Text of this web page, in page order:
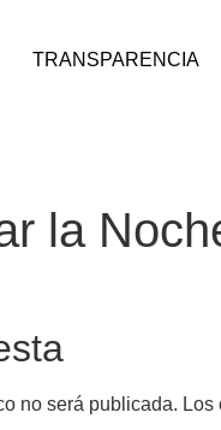
TRANSPARENCIA
la
no será publicada. Los